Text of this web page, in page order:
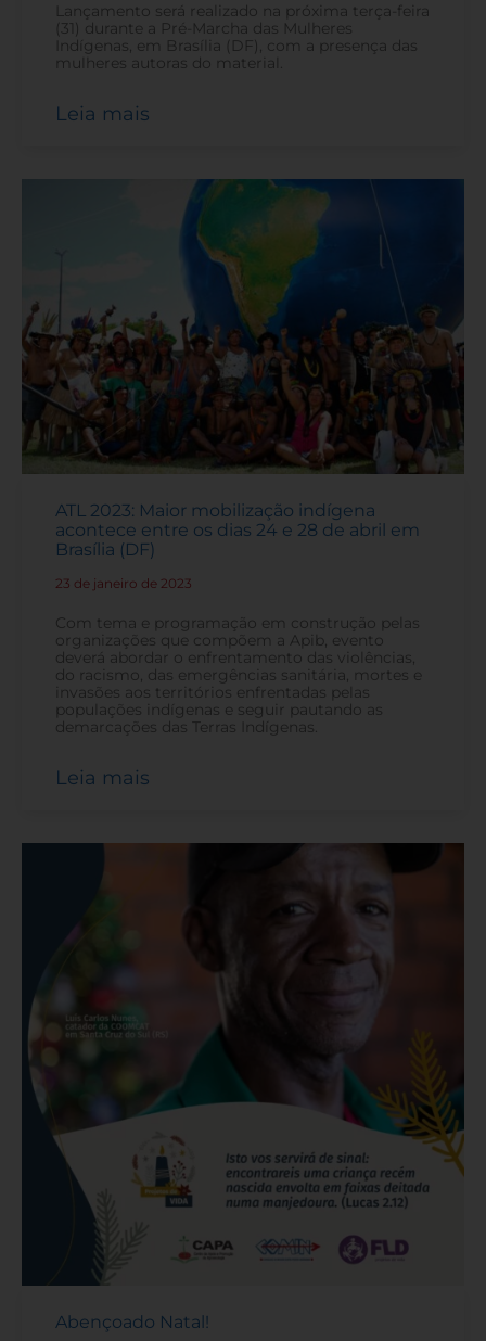
Lançamento será realizado na próxima terça-feira
(31) durante a Pré-Marcha das Mulheres
Indígenas, em Brasília (DF), com a presença das
mulheres autoras do material.
Leia mais
ATL 2023: Maior mobilização indígena
acontece entre os dias 24 e 28 de abril em
Brasília (DF)
23 de janeiro de 2023
Com tema e programação em construção pelas
organizações que compõem a Apib, evento
deverá abordar o enfrentamento das violências,
do racismo, das emergências sanitária, mortes e
invasões aos territórios enfrentadas pelas
populações indígenas e seguir pautando as
demarcações das Terras Indígenas.
Leia mais
Abençoado Natal!